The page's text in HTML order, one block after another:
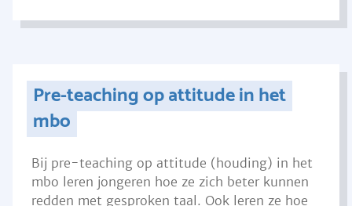
Pre-teaching op attitude in het
mbo
Bij pre-teaching op attitude (houding) in het
mbo leren jongeren hoe ze zich beter kunnen
redden met gesproken taal. Ook leren ze hoe